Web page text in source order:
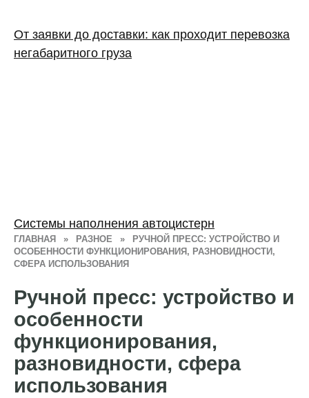
ГЛАВНАЯ » РАЗНОЕ »
РУЧНОЙ ПРЕСС: УСТРОЙСТВО И
ОСОБЕННОСТИ ФУНКЦИОНИРОВАНИЯ, РАЗНОВИДНОСТИ,
СФЕРА ИСПОЛЬЗОВАНИЯ
Ручной пресс: устройство и
особенности
функционирования,
разновидности, сфера
использования
От заявки до доставки: как проходит перевозка
негабаритного груза
Системы наполнения автоцистерн